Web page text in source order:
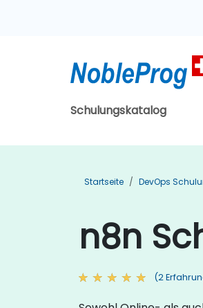
Schulungskatalog
Startseite DevOps
n8n
(2